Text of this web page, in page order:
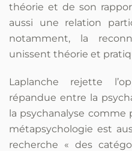
théorie et de son
aussi une relation
notamment, la
unissent théorie et
Laplanche rejette
répandue entre la
la psychanalyse comme
métapsychologie est
recherche « des